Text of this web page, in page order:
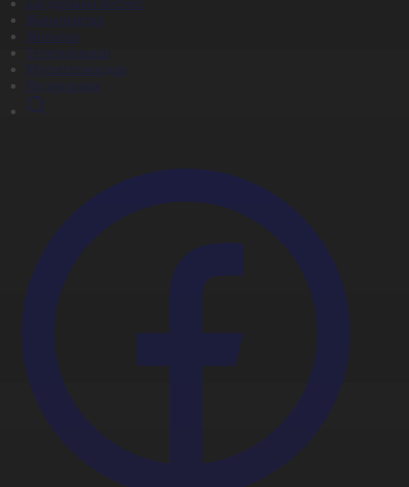
Жаңалықтар
Жобалар
Телехикаялар
Мультсериалдар
Видеоархив